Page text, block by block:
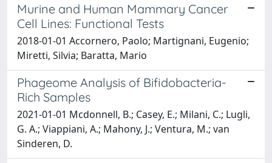
Murine and Human Mammary Cancer
Cell Lines: Functional Tests
2018-01-01 Accornero, Paolo; Martignani, Eugenio;
Miretti, Silvia; Baratta, Mario
Phageome Analysis of Bifidobacteria-
Rich Samples
2021-01-01 Mcdonnell, B.; Casey, E.; Milani, C.; Lugli,
G. A.; Viappiani, A.; Mahony, J.; Ventura, M.; van
Sinderen, D.